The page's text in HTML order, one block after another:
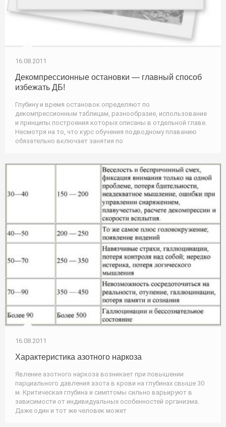
16.08.2011
Декомпрессионные остановки — главный способ
избежать ДБ!
Глубину и время остановок определяют по
декомпрессионным таблицам, разнообразие, использование
и принципы построения которых описаны в отдельной главе.
Несмотря на то, что курс обучения подводному плаванию
обязательно включает занятия по
16.08.2011
Характеристика азотного наркоза
Явление азотного наркоза возникает при повышении
парциального давления азота в крови на глубинах свыше 30
м. Критическая глубина и симптомы сильно варьируют в
зависимости от индивидуальных особенностей организма.
Даже один и тот же человек может